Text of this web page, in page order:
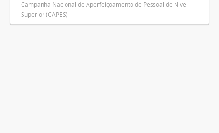
Campanha Nacional de Aperfeiçoamento de Pessoal de Nível
Superior (CAPES)